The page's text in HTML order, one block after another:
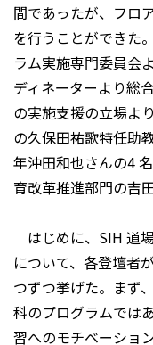
間であったが、フロ
を行うことができた
ラム実施専門委員会
ディネーターより総
の実施支援の立場よ
の久保田祐歌特任助
年沖田和也さんの4
育改革推進部門の吉
はじめに、SIH 道
について、各登壇者
つずつ挙げた。まず
科のプログラムでは
習へのモチベーショ